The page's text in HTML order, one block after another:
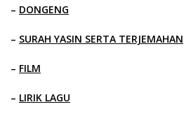
– DONGENG
– SURAH YASIN SERTA TERJEMAHAN
– FILM
– LIRIK LAGU